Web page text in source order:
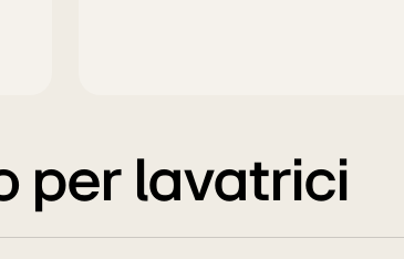
per lavatrici